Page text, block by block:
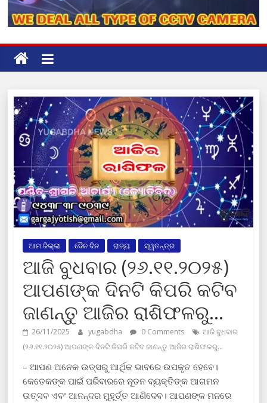
ଆମ ଜିଲ୍ଲା ଦୈନ ଦିନ ରାଜ୍ୟ ସ୍ୱତନ୍ତ୍ର
ଆଜି ବୁଧବାର (୨୬.୧୧.୨୦୨୫)
ଆପଣଙ୍କ ଦିନଟି କିପରି କଟିବ
ଜାଣନ୍ତୁ ଆଜିର ରାଶିଫଳରୁ…
26/11/2025 yugabdha 0 Comments
ଆଜି ବୁଧବାର
(୨୬.୧୧.୨୦୨୫) ଆପଣଙ୍କ ଦିନଟି କିପରି କଟିବ ଜାଣନ୍ତୁ ଆଜିର ରାଶିଫଳରୁ…
– ଆପଣ ଅନେକ ଉତ୍ସରୁ ଆର୍ଥିକ ଭାବରେ ଉପକୃତ ହେବେ।
କେତେକଙ୍କ ପାଇଁ ପରିବାରରେ ନୂତନ ବ୍ୟକ୍ତିଙ୍କ ଆଗମନ
ଉତ୍ସବ ଏବଂ ଆନନ୍ଦର ମୁହୂର୍ତ୍ତ ଆଣିଦେବ। ଆପଣଙ୍କ ମନରେ